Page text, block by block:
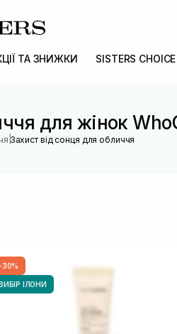
ТА ЗНИЖКИ SISTERS CHOICE
для жінок
|Захист від сонця для обличчя
-30%
ІЛОНИ